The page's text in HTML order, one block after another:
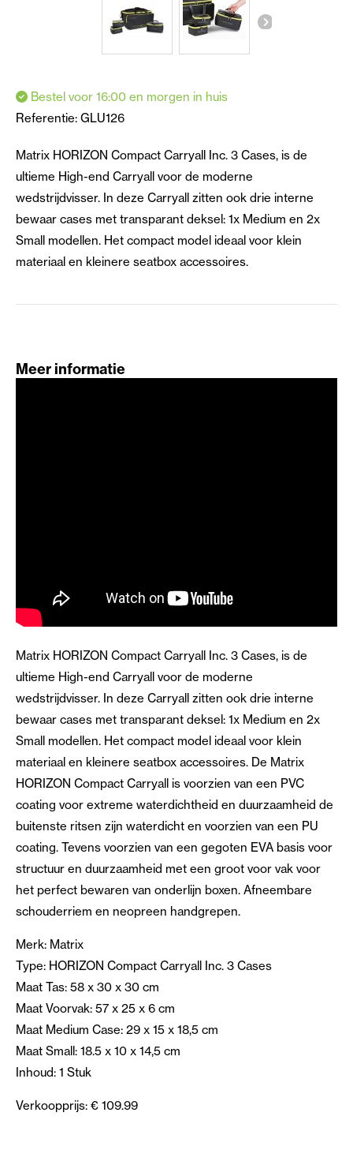
Bestel voor 16:00 en morgen in huis
Referentie: GLU126
Matrix HORIZON Compact Carryall Inc. 3 Cases, is de
ultieme High-end Carryall voor de moderne
wedstrijdvisser. In deze Carryall zitten ook drie interne
bewaar cases met transparant deksel: 1x Medium en 2x
Small modellen. Het compact model ideaal voor klein
materiaal en kleinere seatbox accessoires.
Meer informatie
Matrix HORIZON Compact Carryall Inc. 3 Cases, is de
ultieme High-end Carryall voor de moderne
wedstrijdvisser. In deze Carryall zitten ook drie interne
bewaar cases met transparant deksel: 1x Medium en 2x
Small modellen. Het compact model ideaal voor klein
materiaal en kleinere seatbox accessoires. De Matrix
HORIZON Compact Carryall is voorzien van een PVC
coating voor extreme waterdichtheid en duurzaamheid de
buitenste ritsen zijn waterdicht en voorzien van een PU
coating. Tevens voorzien van een gegoten EVA basis voor
structuur en duurzaamheid met een groot voor vak voor
het perfect bewaren van onderlijn boxen. Afneembare
schouderriem en neopreen handgrepen.
Merk: Matrix
Type: HORIZON Compact Carryall Inc. 3 Cases
Maat Tas: 58 x 30 x 30 cm
Maat Voorvak: 57 x 25 x 6 cm
Maat Medium Case: 29 x 15 x 18,5 cm
Maat Small: 18.5 x 10 x 14,5 cm
Inhoud: 1 Stuk
Verkoopprijs: € 109.99